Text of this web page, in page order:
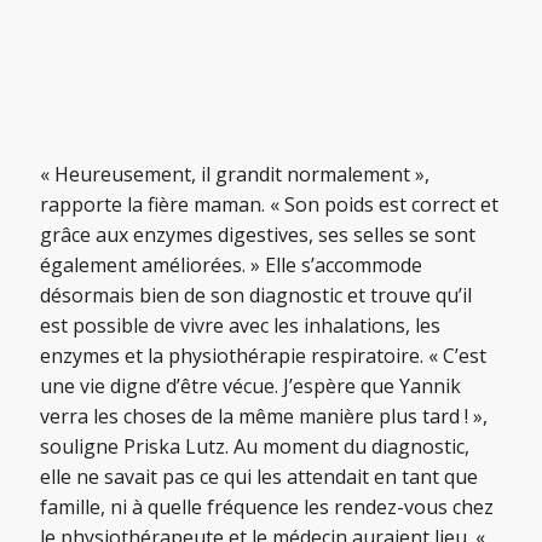
« Heureusement, il grandit normalement »,
rapporte la fière maman. « Son poids est correct et
grâce aux enzymes digestives, ses selles se sont
également améliorées. » Elle s’accommode
désormais bien de son diagnostic et trouve qu’il
est possible de vivre avec les inhalations, les
enzymes et la physiothérapie respiratoire. « C’est
une vie digne d’être vécue. J’espère que Yannik
verra les choses de la même manière plus tard ! »,
souligne Priska Lutz. Au moment du diagnostic,
elle ne savait pas ce qui les attendait en tant que
famille, ni à quelle fréquence les rendez-vous chez